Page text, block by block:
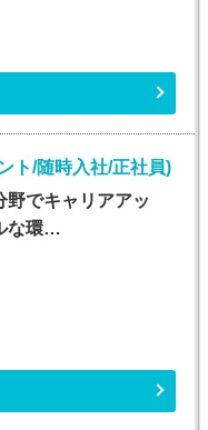
ト/随時入社/正社員)
野でキャリアアッ
な環…